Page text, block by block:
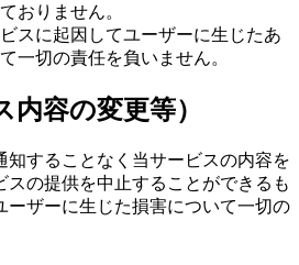
おりません。
スに起因してユーザーに生じたあ
一切の責任を負いません。
容の変更等）
知することなく当サービスの内容を
スの提供を中止することができるも
ーザーに生じた損害について一切の